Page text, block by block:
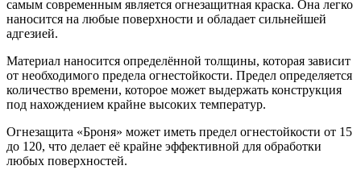
самым современным является огнезащитная краска. Она легко
наносится на любые поверхности и обладает сильнейшей
адгезией.
Материал наносится определённой толщины, которая зависит
от необходимого предела огнестойкости. Предел определяется
количество времени, которое может выдержать конструкция
под нахождением крайне высоких температур.
Огнезащита «Броня» может иметь предел огнестойкости от 15
до 120, что делает её крайне эффективной для обработки
любых поверхностей.